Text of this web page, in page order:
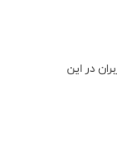
به طوری که 60 درصد استفاده کاربران در این